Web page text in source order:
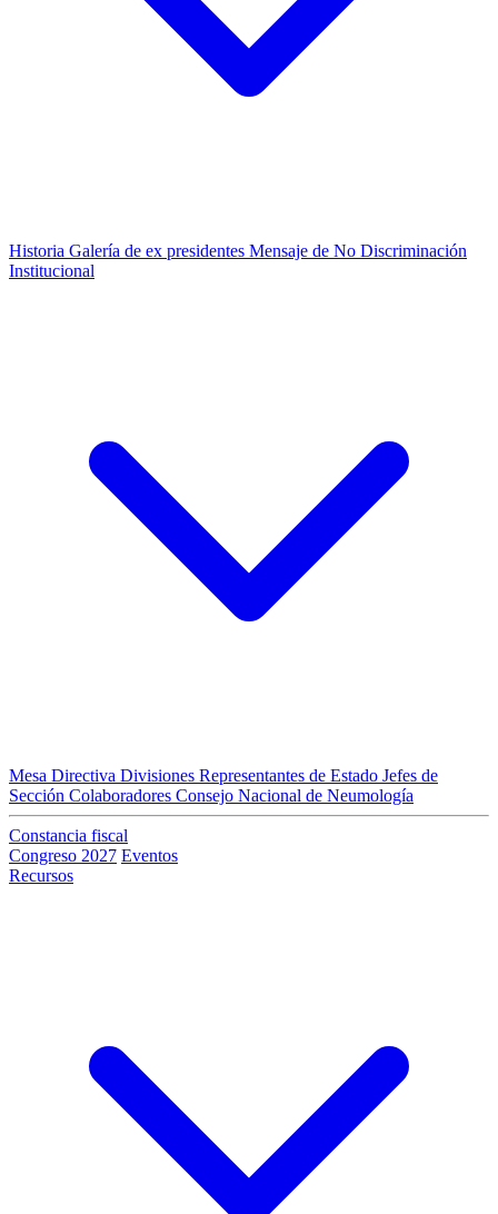
Historia Galería de ex presidentes Mensaje de No Discriminación
Institucional
Mesa Directiva Divisiones Representantes de Estado Jefes de
Sección Colaboradores Consejo Nacional de Neumología
Constancia fiscal
Congreso 2027 Eventos
Recursos